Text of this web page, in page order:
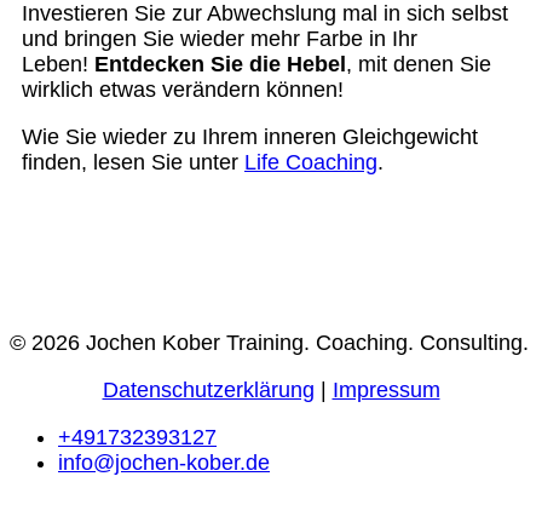
Investieren Sie zur Abwechslung mal in sich selbst
und bringen Sie wieder mehr Farbe in Ihr
Leben! Entdecken Sie die Hebel , mit denen Sie
wirklich etwas verändern können!
Wie Sie wieder zu Ihrem inneren Gleichgewicht
finden, lesen Sie unter Life Coaching.
© 2026 Jochen Kober Training. Coaching. Consulting.
Datenschutzerklärung
Impressum
+491732393127
info@jochen-kober.de